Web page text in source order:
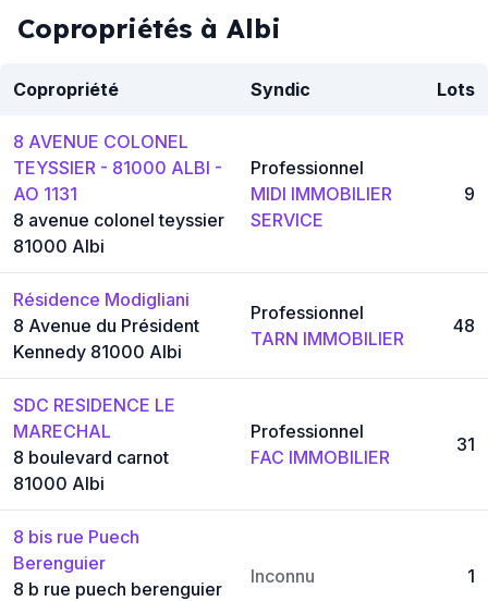
Copropriétés à Albi
Copropriété Syndic Lots
8 AVENUE COLONEL
TEYSSIER - 81000 ALBI -
AO 1131
8 avenue colonel teyssier
81000 Albi
Professionnel
MIDI IMMOBILIER
SERVICE
9
Résidence Modigliani
8 Avenue du Président
Kennedy 81000 Albi
Professionnel
TARN IMMOBILIER
48
SDC RESIDENCE LE
MARECHAL
8 boulevard carnot
81000 Albi
Professionnel
FAC IMMOBILIER
31
8 bis rue Puech
Berenguier
8 b rue puech berenguier
Inconnu 1